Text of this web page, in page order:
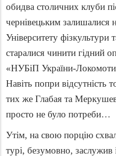
обидва столичних клуби
чернівецьким залишалися
Університету фізкультури
старалися чинити гідний
«НУБіП України-
Навіть попри відсутність
тих же Глабая та
просто не було потреби…
Утім, на свою порцію
турі, безумовно, заслужив